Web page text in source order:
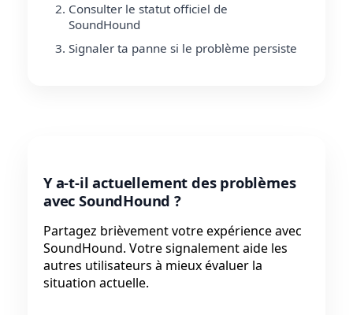
Consulter le statut officiel de
SoundHound
Signaler ta panne si le problème persiste
Y a-t-il actuellement des problèmes
avec SoundHound ?
Partagez brièvement votre expérience avec
SoundHound. Votre signalement aide les
autres utilisateurs à mieux évaluer la
situation actuelle.